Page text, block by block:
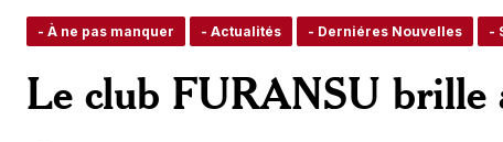
- À ne pas manquer - Actualités - Derniéres Nouvelles -
Le club FURANSU brille